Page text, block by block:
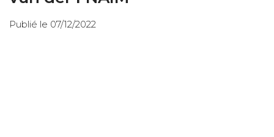
Publié le 07/12/2022